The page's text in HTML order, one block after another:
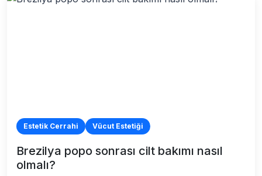
Estetik Cerrahi Vücut Estetiği
Brezilya popo sonrası cilt bakımı nasıl
olmalı?